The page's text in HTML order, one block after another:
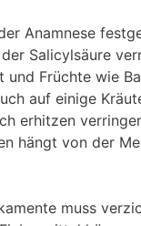
Anamnese
Salicylsäure
und Früchte wie
auf einige
erhitzen
hängt von der
muss